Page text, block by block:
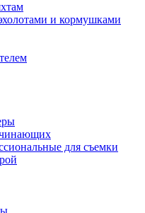
и кормушками
для съемки